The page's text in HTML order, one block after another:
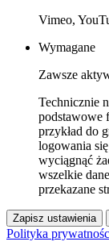
Vimeo,
Wymagane
Zawsze
Technicznie
podstawowe
przykład do
logowania
wyciągnąć
wszelkie
przekazane
Zapisz ustawienia
Polityka